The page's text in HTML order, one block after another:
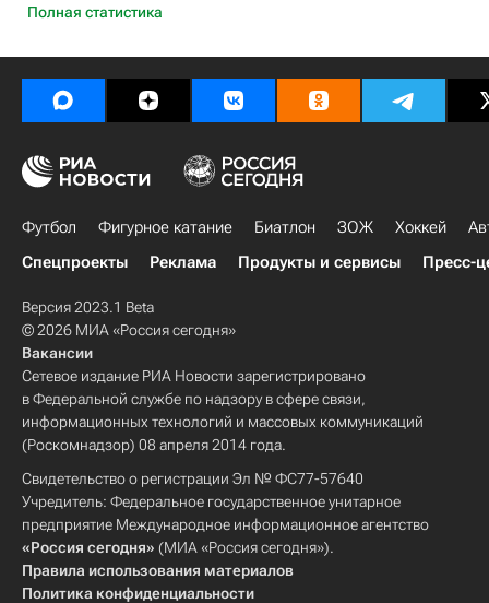
Полная статистика
Футбол Фигурное катание Биатлон ЗОЖ Хоккей
Спецпроекты
Реклама Продукты и сервисы Пресс-
Версия 2023.1 Beta
© 2026 МИА «Россия сегодня»
Вакансии
Сетевое издание РИА Новости зарегистрировано
в Федеральной службе по надзору в сфере связи,
информационных технологий и массовых коммуникаций
(Роскомнадзор) 08 апреля 2014 года.
Свидетельство о регистрации Эл № ФС77-57640
Учредитель: Федеральное государственное унитарное
предприятие Международное информационное агентство
«Россия сегодня» (МИА «Россия сегодня»).
Правила использования материалов
Политика конфиденциальности